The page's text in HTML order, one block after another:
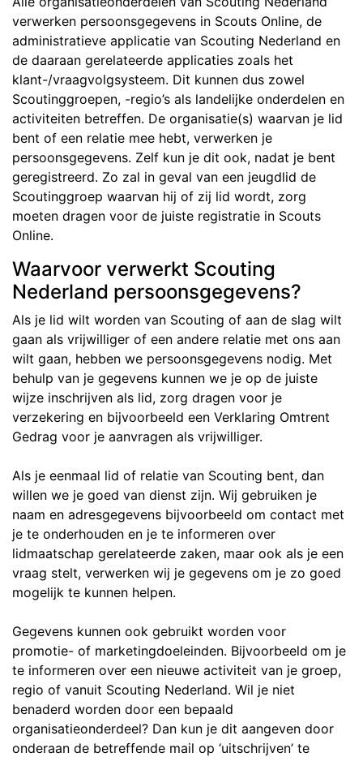
verwerken persoonsgegevens in Scouts Online, de
administratieve applicatie van Scouting Nederland en
de daaraan gerelateerde applicaties zoals het
klant-/vraagvolgsysteem. Dit kunnen dus zowel
Scoutinggroepen, -regio’s als landelijke onderdelen en
activiteiten betreffen. De organisatie(s) waarvan je lid
bent of een relatie mee hebt, verwerken je
persoonsgegevens. Zelf kun je dit ook, nadat je bent
geregistreerd. Zo zal in geval van een jeugdlid de
Scoutinggroep waarvan hij of zij lid wordt, zorg
moeten dragen voor de juiste registratie in Scouts
Online.
Waarvoor verwerkt Scouting
Nederland persoonsgegevens?
Als je lid wilt worden van Scouting of aan de slag wilt
gaan als vrijwilliger of een andere relatie met ons aan
wilt gaan, hebben we persoonsgegevens nodig. Met
behulp van je gegevens kunnen we je op de juiste
wijze inschrijven als lid, zorg dragen voor je
verzekering en bijvoorbeeld een Verklaring Omtrent
Gedrag voor je aanvragen als vrijwilliger.
Als je eenmaal lid of relatie van Scouting bent, dan
willen we je goed van dienst zijn. Wij gebruiken je
naam en adresgegevens bijvoorbeeld om contact met
je te onderhouden en je te informeren over
lidmaatschap gerelateerde zaken, maar ook als je een
vraag stelt, verwerken wij je gegevens om je zo goed
mogelijk te kunnen helpen.
Gegevens kunnen ook gebruikt worden voor
promotie- of marketingdoeleinden. Bijvoorbeeld om je
te informeren over een nieuwe activiteit van je groep,
regio of vanuit Scouting Nederland. Wil je niet
benaderd worden door een bepaald
organisatieonderdeel? Dan kun je dit aangeven door
onderaan de betreffende mail op ‘uitschrijven’ te